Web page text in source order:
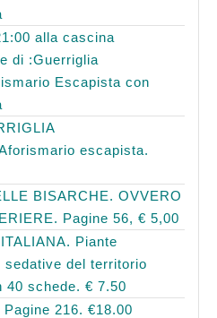
alla cascina
di :Guerriglia
Escapista con
escapista.
BISARCHE. OVVERO
Pagine 56, € 5,00
Piante
del territorio
40 schede. € 7.50
216. €18.00